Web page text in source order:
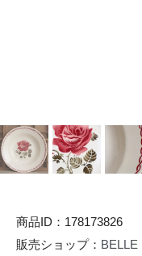
商品ID：178173826
販売ショップ： BELLE